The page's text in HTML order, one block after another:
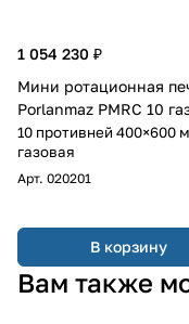
1 054 230 ₽
Мини ротационная
Porlanmaz PMRC 10
10 противней 400×600
газовая
Арт. 020201
В корзину
Вам также